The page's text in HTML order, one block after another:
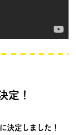
定！
決定しました！